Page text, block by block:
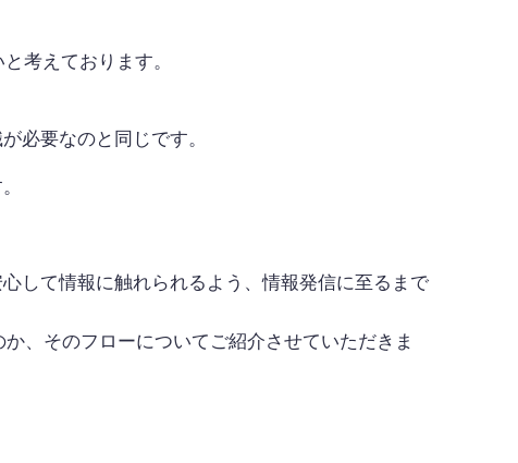
考えております。
必要なのと同じです。
して情報に触れられるよう、情報発信に至るまで
、そのフローについてご紹介させていただきま